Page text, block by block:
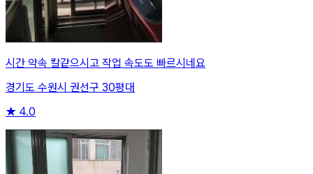
시간 약속 칼같으시고 작업 속도도 빠르시네요
경기도 수원시 권선구 30평대
★ 4.0